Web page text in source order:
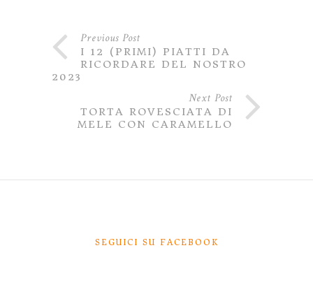
Previous Post
I 12 (PRIMI) PIATTI DA
RICORDARE DEL NOSTRO
2023
Next Post
TORTA ROVESCIATA DI
MELE CON CARAMELLO
SEGUICI SU FACEBOOK